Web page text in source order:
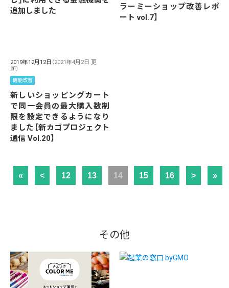
追加しました
ラーミーショップ改善レポ
ート vol.7】
2019年12月12日 （2021年4月2日 更
新）
機能改善
新しいショッピングカート
で同一会員の最大購入数制
限を設定できるようになり
ました【新カゴプロジェクト
通信 Vol.20】
« < 12 13 14 15 16 > »
その他